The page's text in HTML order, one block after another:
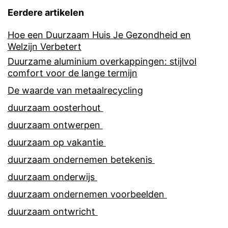
Eerdere artikelen
Hoe een Duurzaam Huis Je Gezondheid en
Welzijn Verbetert
Duurzame aluminium overkappingen: stijlvol
comfort voor de lange termijn
De waarde van metaalrecycling
duurzaam oosterhout
duurzaam ontwerpen
duurzaam op vakantie
duurzaam ondernemen betekenis
duurzaam onderwijs
duurzaam ondernemen voorbeelden
duurzaam ontwricht